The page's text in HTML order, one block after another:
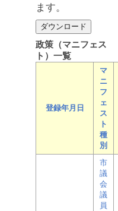
ます。
政策（マニフェス
ト）一覧
登録年月日
マ
ニ
フ
ェ
ス
ト
種
別
市
議
会
議
員